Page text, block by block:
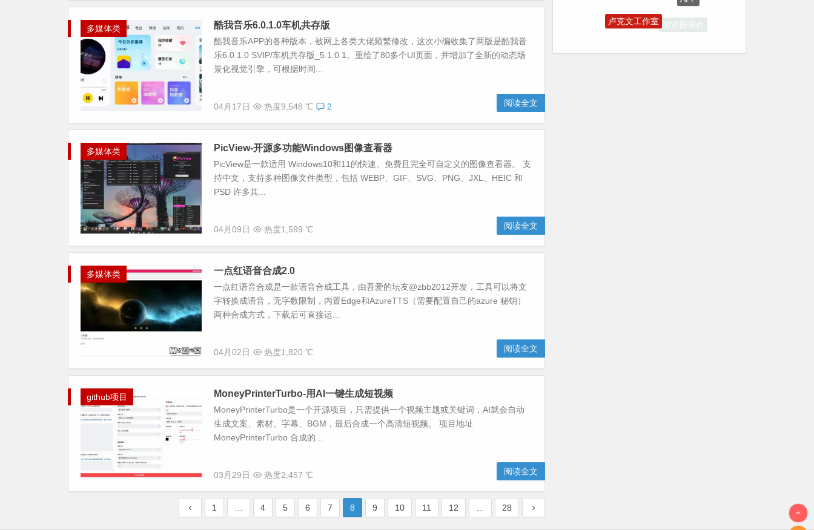
多媒体类 酷我音乐6.0.1.0车机共存版
酷我音乐APP的各种版本，被网上各类大佬频繁修改，这次小编收集了两版是酷我音
乐6.0.1.0 SVIP/车机共存版_5.1.0.1。重绘了80多个UI页面，并增加了全新的动态场
景化视觉引擎，可根据时间...
04月17日 热度9,548 ℃ 2 阅读全文
多媒体类 PicView-开源多功能Windows图像查看器
PicView是一款适用 Windows10和11的快速、免费且完全可自定义的图像查看器。 支
持中文，支持多种图像文件类型，包括 WEBP、GIF、SVG、PNG、JXL、HEIC 和
PSD 许多其...
04月09日 热度1,599 ℃ 阅读全文
多媒体类 一点红语音合成2.0
一点红语音合成是一款语音合成工具，由吾爱的坛友@zbb2012开发，工具可以将文
字转换成语音，无字数限制，内置Edge和AzureTTS（需要配置自己的azure 秘钥）
两种合成方式，下载后可直接运...
04月02日 热度1,820 ℃ 阅读全文
github项目 MoneyPrinterTurbo-用AI一键生成短视频
MoneyPrinterTurbo是一个开源项目，只需提供一个视频主题或关键词，AI就会自动
生成文案、素材、字幕、BGM，最后合成一个高清短视频。 项目地址
MoneyPrinterTurbo 合成的...
03月29日 热度2,457 ℃ 阅读全文
1 4 5 6 7 8 9 10 11 12 28
浏览器插件